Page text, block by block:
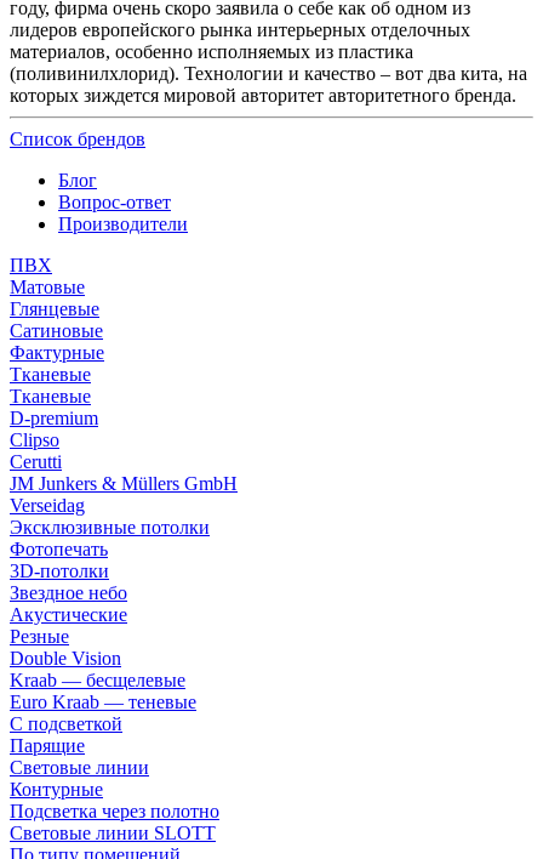
году, фирма очень скоро заявила о себе как об одном из
лидеров европейского рынка интерьерных отделочных
материалов, особенно исполняемых из пластика
(поливинилхлорид). Технологии и качество – вот два кита, на
которых зиждется мировой авторитет авторитетного бренда.
Список брендов
Блог
Вопрос-ответ
Производители
ПВХ
Матовые
Глянцевые
Сатиновые
Фактурные
Тканевые
Тканевые
D-premium
Clipso
Cerutti
JM Junkers & Müllers GmbH
Verseidag
Эксклюзивные потолки
Фотопечать
3D-потолки
Звездное небо
Акустические
Резные
Double Vision
Kraab — бесщелевые
Euro Kraab — теневые
С подсветкой
Парящие
Световые линии
Контурные
Подсветка через полотно
Световые линии SLOTT
По типу помещений